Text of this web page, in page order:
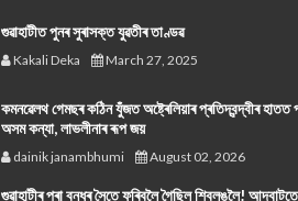
গুৱাহাটীত পুনৰ সুৰাসক্ত যুৱতীৰ তাণ্ডৱ
Kakali Deka March 27, 2025
কমনৱেলথ গেমছৰ কঠিন যুঁজত অষ্ট্ৰেলিয়াৰ প্ৰতিদ্বন্দ্বীৰ হাতত
অসম কন্যা, লাভলীনাৰ ৰূপ জয়
dainik janambhumi August 02, 2026
গুৱাহাটীৰ পৰা বন্ধুৰ সৈতে ফুৰিবলৈ গৈছিল শ্বিলঙলৈ!